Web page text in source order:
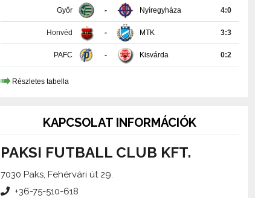
Győr - Nyíregyháza 4:0
Honvéd - MTK 3:3
PAFC - Kisvárda 0:2
Részletes tabella
KAPCSOLAT INFORMÁCIÓK
PAKSI FUTBALL CLUB KFT.
7030 Paks, Fehérvári út 29.
+36-75-510-618